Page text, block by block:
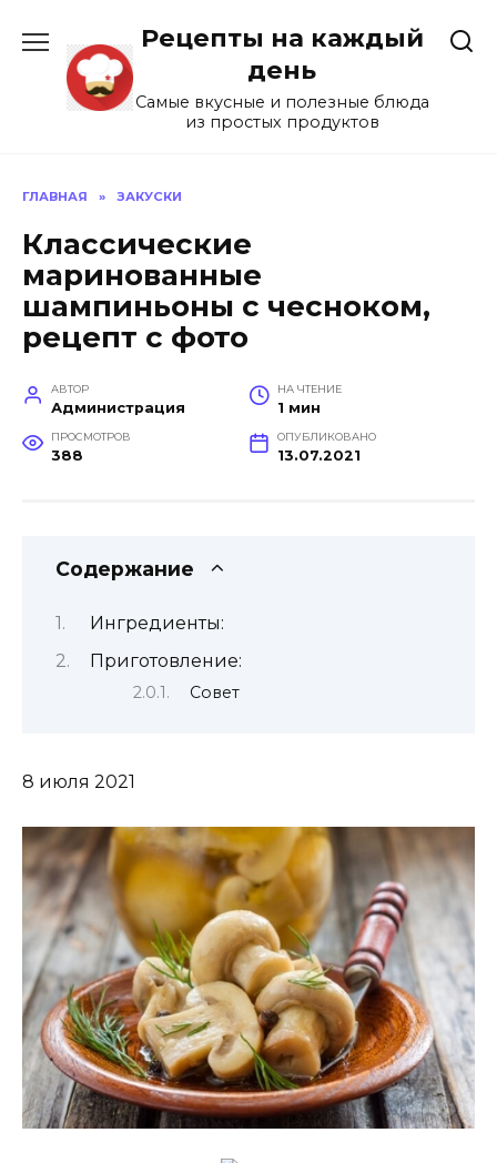
содержанию
Рецепты на каждый
день
Самые вкусные и полезные блюда
из простых продуктов
ГЛАВНАЯ » ЗАКУСКИ
Классические
маринованные
шампиньоны с чесноком,
рецепт с фото
АВТОР
Администрация
НА ЧТЕНИЕ
1 мин
ПРОСМОТРОВ
388
ОПУБЛИКОВАНО
13.07.2021
Содержание
Ингредиенты:
Приготовление:
Совет
8 июля 2021